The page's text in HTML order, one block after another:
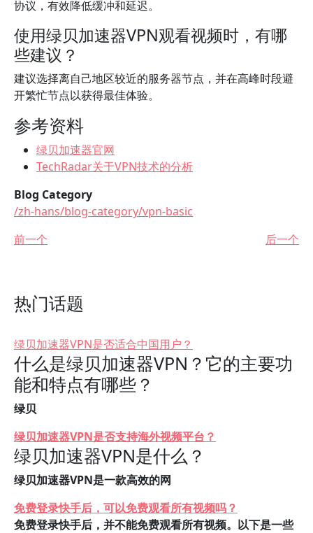
协议，有效降低缓冲和延迟。
使用绿贝加速器VPN观看视频时，有哪
些建议？
建议选择离自己地区较近的服务器节点，并在高峰时段避
开繁忙节点以获得最佳体验。
参考资料
绿贝加速器官网
TechRadar关于VPN技术的分析
Blog Category
/zh-hans/blog-category/vpn-basic
前一个
后一个
热门话题
绿贝加速器VPN是否适合中国用户？
什么是绿贝加速器VPN？它的主要功
能和特点有哪些？
绿贝
绿贝加速器VPN是否支持海外视频平台？
绿贝加速器VPN是什么？
绿贝加速器VPN是一款高效的网
免费登录快手后，可以免费观看所有视频吗？
免费登录快手后，并不能免费观看所有视频。以下是一些